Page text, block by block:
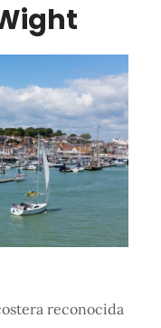
reconocida